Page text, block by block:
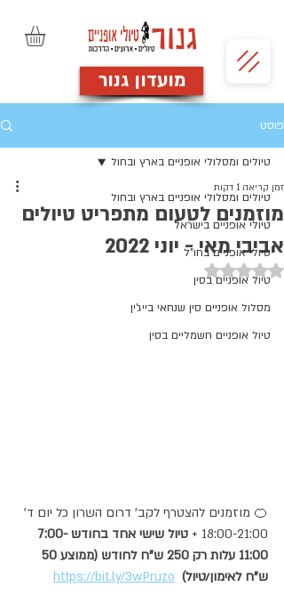
מועדון גנור
פוסט
טיולים ומסלולי אופניים בארץ ובחול
טיולי אופניים בישראל
טיולי אופניים בחו"ל
טיול אופניים בסין
מסלול אופניים סין שנחאי בייג'ין
טיול אופניים חשמליים בסין
טיולים ומסלולי אופניים בארץ ובחול
מוזמנים לטעום מתפריט טיולים
אביבי מאי - יוני 2022
זמן קריאה 1 דקות
דירוג של NaN מתוך 5 כוכבים
🍊 מוזמנים להצטרף לקב' דרום השרון כל יום ד'
18:00-21:00 +
טיול שישי אחד בחודש 7:00-
ש"ח לאימון/טיול) https://bit.ly/3wPruzo